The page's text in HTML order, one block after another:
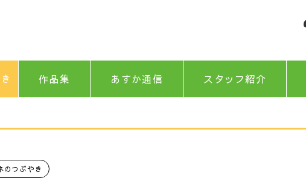
作品集 あすか通信 スタッフ紹介
のつぶやき